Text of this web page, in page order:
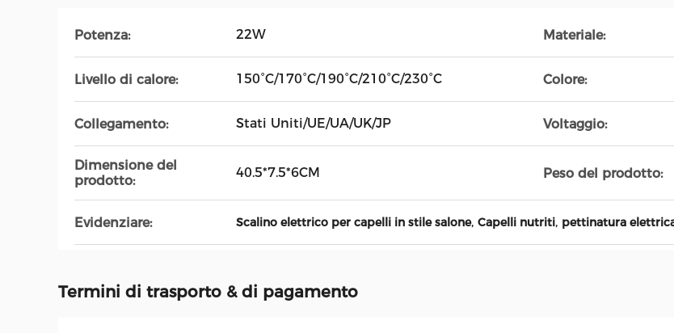
Potenza: 22W Materiale:
Livello di calore: 150°C/170°C/190°C/210°C/230°C Colore:
Collegamento: Stati Uniti/UE/UA/UK/JP Voltaggio:
Dimensione del
prodotto:
40.5*7.5*6CM Peso del prodotto:
Evidenziare: Scalino elettrico per capelli in stile salone, Capelli nutriti, pettinatura
Termini di trasporto & di pagamento